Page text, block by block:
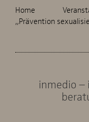
Home
„Prävention
inmedio